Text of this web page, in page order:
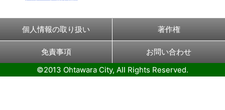
個人情報の取り扱い 著作権
免責事項
お問い合わせ
©2013 Ohtawara City, All Rights Reserved.